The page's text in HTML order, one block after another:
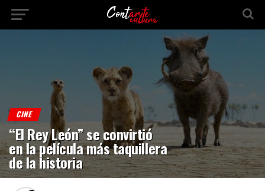
CINE
“El Rey León” se convirtió
en la película más taquillera
de la historia